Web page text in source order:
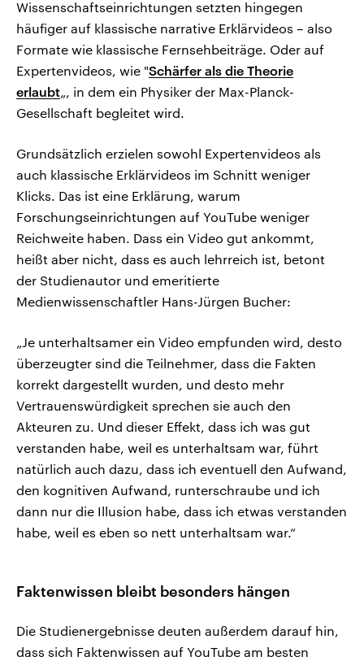
Wissenschaftseinrichtungen setzten hingegen
häufiger auf klassische narrative Erklärvideos – also
Formate wie klassische Fernsehbeiträge. Oder auf
Expertenvideos, wie "Schärfer als die Theorie
erlaubt„, in dem ein Physiker der Max-Planck-
Gesellschaft begleitet wird.
Grundsätzlich erzielen sowohl Expertenvideos als
auch klassische Erklärvideos im Schnitt weniger
Klicks. Das ist eine Erklärung, warum
Forschungseinrichtungen auf YouTube weniger
Reichweite haben. Dass ein Video gut ankommt,
heißt aber nicht, dass es auch lehrreich ist, betont
der Studienautor und emeritierte
Medienwissenschaftler Hans-Jürgen Bucher:
„Je unterhaltsamer ein Video empfunden wird, desto
überzeugter sind die Teilnehmer, dass die Fakten
korrekt dargestellt wurden, und desto mehr
Vertrauenswürdigkeit sprechen sie auch den
Akteuren zu. Und dieser Effekt, dass ich was gut
verstanden habe, weil es unterhaltsam war, führt
natürlich auch dazu, dass ich eventuell den Aufwand,
den kognitiven Aufwand, runterschraube und ich
dann nur die Illusion habe, dass ich etwas verstanden
habe, weil es eben so nett unterhaltsam war.“
Faktenwissen bleibt besonders hängen
Die Studienergebnisse deuten außerdem darauf hin,
dass sich Faktenwissen auf YouTube am besten